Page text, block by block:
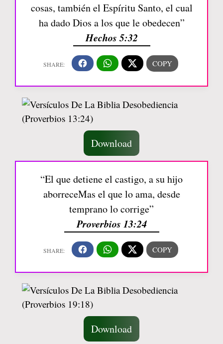
cosas, también el Espíritu Santo, el cual
ha dado Dios a los que le obedecen”
Hechos 5:32
Download
“El que detiene el castigo, a su hijo
aborreceMas el que lo ama, desde
temprano lo corrige”
Proverbios 13:24
Download